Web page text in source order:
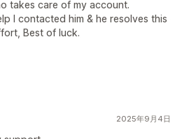
takes care of my account.
I contacted him & he resolves this
Best of luck.
2025年9月4日